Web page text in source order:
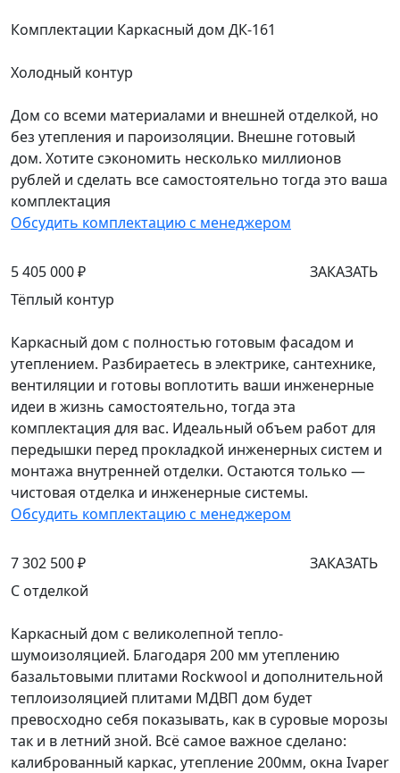
Комплектации Каркасный дом ДК-161
Холодный контур
Дом со всеми материалами и внешней отделкой, но
без утепления и пароизоляции. Внешне готовый
дом. Хотите сэкономить несколько миллионов
рублей и сделать все самостоятельно тогда это ваша
комплектация
Обсудить комплектацию с менеджером
5 405 000 ₽
ЗАКАЗАТЬ
Тёплый контур
Каркасный дом с полностью готовым фасадом и
утеплением. Разбираетесь в электрике, сантехнике,
вентиляции и готовы воплотить ваши инженерные
идеи в жизнь самостоятельно, тогда эта
комплектация для вас. Идеальный объем работ для
передышки перед прокладкой инженерных систем и
монтажа внутренней отделки. Остаются только —
чистовая отделка и инженерные системы.
Обсудить комплектацию с менеджером
7 302 500 ₽
ЗАКАЗАТЬ
С отделкой
Каркасный дом с великолепной тепло-
шумоизоляцией. Благодаря 200 мм утеплению
базальтовыми плитами Rockwool и дополнительной
теплоизоляцией плитами МДВП дом будет
превосходно себя показывать, как в суровые морозы
так и в летний зной. Всё самое важное сделано:
калиброванный каркас, утепление 200мм, окна Ivaper